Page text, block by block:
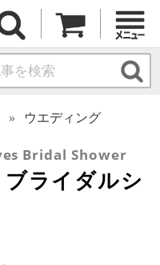
ウエディング
Bridal Shower
ライダルシ